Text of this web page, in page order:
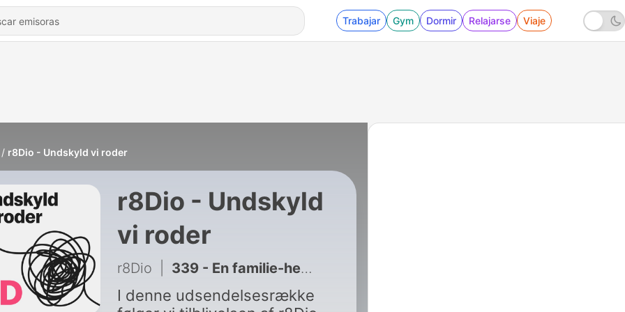
Trabajar Gym Dormir Relajarse Viaje
r8Dio - Undskyld vi roder
r8Dio - Undskyld
vi roder
r8Dio 339 - En familie-hemmelighed
I denne udsendelsesrække